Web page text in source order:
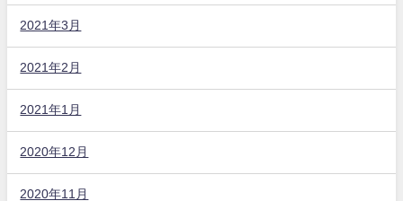
2021年3月
2021年2月
2021年1月
2020年12月
2020年11月